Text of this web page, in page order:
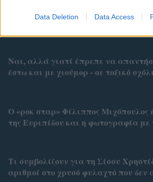
Data Deletion Data Access
Related
Ναι, αλλά γιατί έπρεπε να
έστω και με χιούμορ - σε τοξικό
Ο «ροκ σταρ» Φίλιππος Μιχόπουλος
της Ευριπίδου και η φωτογραφία με
Τι συμβολίζουν για τη Σίσσυ
αριθμοί στο χρυσό φυλαχτό που δεν